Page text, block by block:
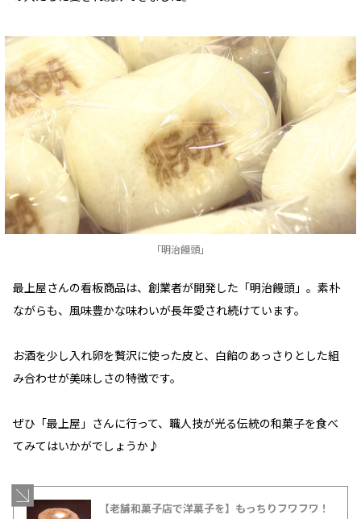
「明治饅頭」
最上屋さんの看板商品は、創業者が開発した「明治饅頭」。素朴
ながらも、風味豊かな味わいが長年愛され続けています。
お酒を少し入れ卵を贅沢に使った皮と、白餡のあっさりとした組
み合わせが美味しさの特徴です。
ぜひ「最上屋」さんに行って、職人技が光る伝統の和菓子を食べ
てみてはいかがでしょうか♪
【老舗和菓子店で洋菓子を】もっちりフワフワ！